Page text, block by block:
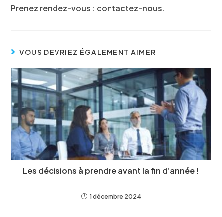
Prenez rendez-vous : contactez-nous.
VOUS DEVRIEZ ÉGALEMENT AIMER
Les décisions à prendre avant la fin d’année !
1 décembre 2024